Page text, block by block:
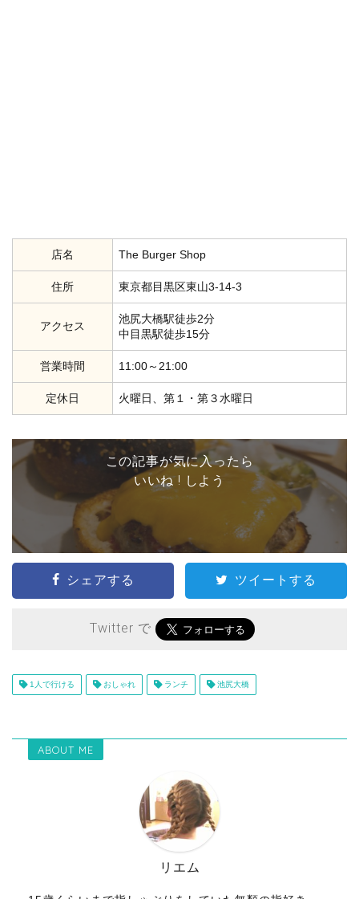
店名 The Burger Shop
住所 東京都目黒区東山3-14-3
アクセス
池尻大橋駅徒歩2分
中目黒駅徒歩15分
営業時間 11:00～21:00
定休日 火曜日、第１・第３水曜日
この記事が気に入ったら
いいね ! しよう
シェアする ツイートする
Twitter で
1人で行ける おしゃれ ランチ 池尻大橋
ABOUT ME
リエム